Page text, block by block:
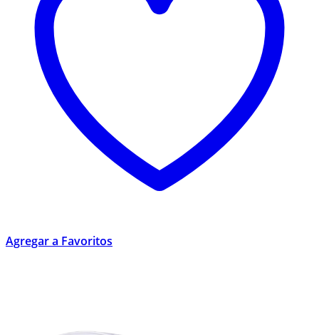
Agregar a Favoritos